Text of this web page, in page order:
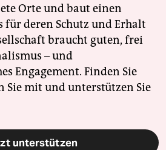
Orte und baut einen
für deren Schutz und Erhalt
braucht guten, frei
– und
Engagement. Finden Sie
Sie mit und unterstützen Sie
unterstützen